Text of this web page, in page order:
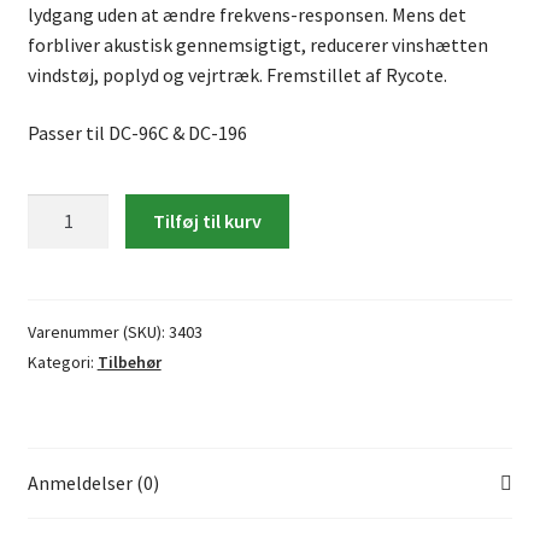
lydgang uden at ændre frekvens-responsen. Mens det
forbliver akustisk gennemsigtigt, reducerer vinshætten
vindstøj, poplyd og vejrtræk. Fremstillet af Rycote.
Passer til DC-96C & DC-196
mm.
antal
Tilføj til kurv
Varenummer (SKU): 3403
Kategori: Tilbehør
Anmeldelser (0)